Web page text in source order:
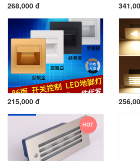
268,000 đ
215,000 đ
HOT